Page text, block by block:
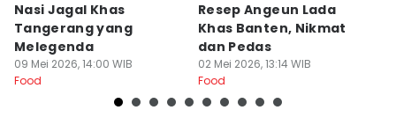
Nasi Jagal Khas
Tangerang yang
Melegenda
09 Mei 2026, 14:00 WIB
Food
Resep Angeun Lada
Khas Banten, Nikmat
dan Pedas
02 Mei 2026, 13:14 WIB
Food